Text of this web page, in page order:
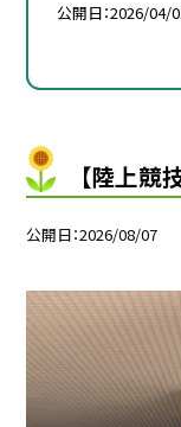
公開日 2026/04/
【陸上競
公開日 2026/08/07